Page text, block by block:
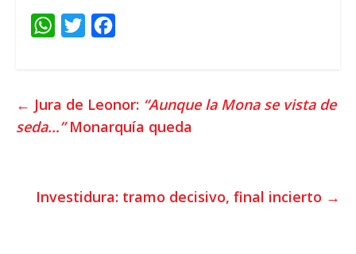
W
p
t
t
b
k
← Jura de Leonor: “Aunque la Mona se vista de
seda…”Monarquía queda
Investidura: tramo decisivo, final incierto →